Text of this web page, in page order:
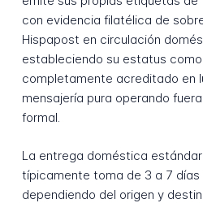
con evidencia filatélica de
Hispapost en circulación
estableciendo su estatus
completamente acreditado en
mensajería pura operando
formal.
La entrega doméstica
típicamente toma de 3 a 7 días
dependiendo del origen y